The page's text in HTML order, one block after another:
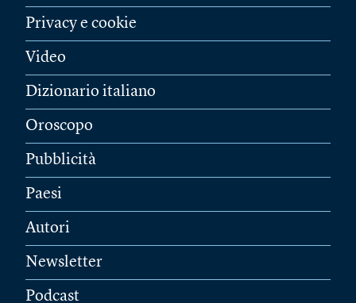
Privacy e cookie
Video
Dizionario italiano
Oroscopo
Pubblicità
Paesi
Autori
Newsletter
Podcast